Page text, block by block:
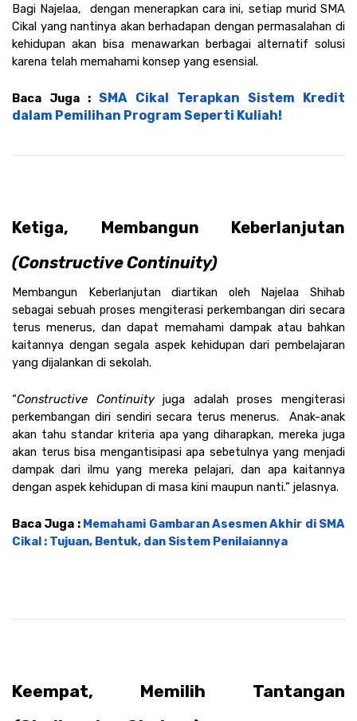
Bagi Najelaa,  dengan menerapkan cara ini, setiap murid SMA
Cikal yang nantinya akan berhadapan dengan permasalahan di
kehidupan akan bisa menawarkan berbagai alternatif solusi
karena telah memahami konsep yang esensial.
Baca Juga : SMA Cikal Terapkan Sistem Kredit
dalam Pemilihan Program Seperti Kuliah!
Ketiga, Membangun Keberlanjutan
(Constructive Continuity)
Membangun Keberlanjutan diartikan oleh Najelaa Shihab
sebagai sebuah proses mengiterasi perkembangan diri secara
terus menerus, dan dapat memahami dampak atau bahkan
kaitannya dengan segala aspek kehidupan dari pembelajaran
yang dijalankan di sekolah.
“Constructive Continuity juga adalah proses mengiterasi
perkembangan diri sendiri secara terus menerus.  Anak-anak
akan tahu standar kriteria apa yang diharapkan, mereka juga
akan terus bisa mengantisipasi apa sebetulnya yang menjadi
dampak dari ilmu yang mereka pelajari, dan apa kaitannya
dengan aspek kehidupan di masa kini maupun nanti.” jelasnya.
Baca Juga : Memahami Gambaran Asesmen Akhir di SMA
Cikal : Tujuan, Bentuk, dan Sistem Penilaiannya